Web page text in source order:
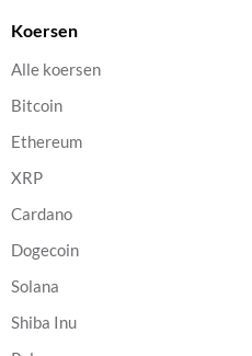
Koersen
Alle koersen
Bitcoin
Ethereum
XRP
Cardano
Dogecoin
Solana
Shiba Inu